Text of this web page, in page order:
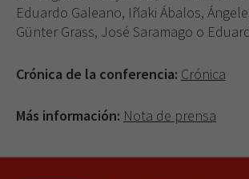
Eduardo Galeano, Iñaki Ábalos,
Günter Grass, José Saramago o
Crónica de la conferencia: Crónica
Más información: Nota de prensa